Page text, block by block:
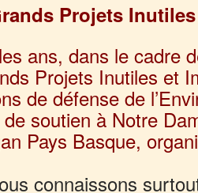
Projets
ans, dans le cadre
Projets Inutiles et
de défense de
soutien à Notre
Pays Basque,
connaissons